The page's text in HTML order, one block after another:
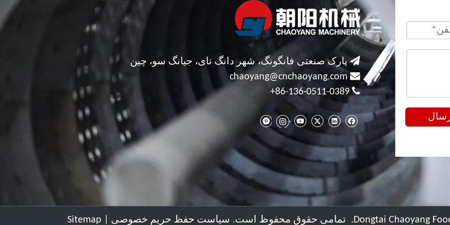
پارک صنعتی فانگونگ، شهر دانگ تای، جیانگ سو، چین

chaoyang@cnchaoyang.com

86-136-0511-0389+
سیاست حفظ حریم خصوصی Sitemap